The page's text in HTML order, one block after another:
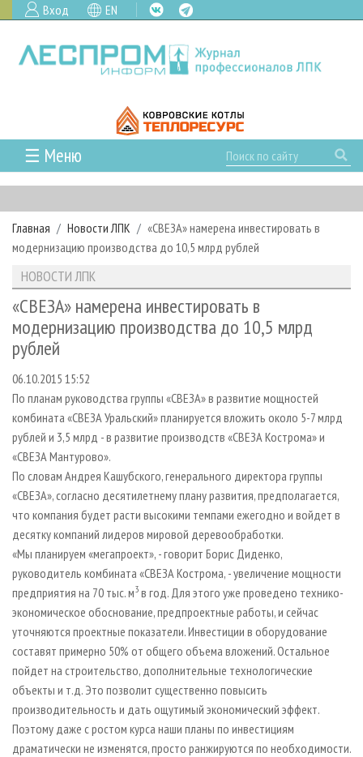
Вход EN
☰ Меню
ГЛАВНАЯ
РУБРИКИ И ТЕМЫ
РУБРИКИ ЖУРНАЛА
ЛЕСОЗАГОТОВКА
ЛЕСОПИЛЕНИЕ
ДЕРЕВООБРАБОТКА
СУШКА ДРЕВЕСИНЫ
ПРОИЗВОДСТВО ДРЕВЕСНЫХ ПЛИТ
ДЕРЕВЯННОЕ ДОМОСТРОЕНИЕ
ПРОИЗВОДСТВО МЕБЕЛИ
БИОЭНЕРГЕТИКА
ЦБП
ИНСТРУМЕНТ И МАТЕРИАЛЫ
НОВОСТИ
НОВОСТИ ЛПК
НОВОСТИ ЖУРНАЛА
НОВОСТИ КОМПАНИЙ
ПРОЕКТЫ ЛПИ
АНАЛИТИКА
ПРЕДПРИЯТИЯ ЛПК
ЛЕСНЫЕ РЕГИОНЫ РОССИИ
ПЕРСОНЫ
МОБИЛЬНЫЕ ВЫСТАВКИ
ОФИЦИАЛЬНЫЕ ДЕЛЕГАЦИИ
ПРИОРИТЕТНЫЕ ИНВЕСТПРОЕКТЫ
RUSSIAN FORESTRY REVIEW
ГАЗЕТА ЛЕСПРОМФОРУМ
БИБЛИОТЕКА СПЕЦИАЛИСТА
АРХИВ
АРХИВ ЖУРНАЛОВ
СТАТЬИ
О ЖУРНАЛЕ
ПОДПИСКА
КОНТАКТЫ
РЕКЛАМОДАТЕЛЯМ
РЕКЛАМА
РЕКЛАМА НА САЙТЕ
Главная Новости ЛПК
«СВЕЗА» намерена инвестировать в
модернизацию производства до 10,5 млрд рублей
НОВОСТИ ЛПК
«СВЕЗА» намерена инвестировать в
модернизацию производства до 10,5 млрд
рублей
06.10.2015 15:52
По планам руководства группы «СВЕЗА» в развитие мощностей
комбината «СВЕЗА Уральский» планируется вложить около 5-7 млрд
рублей и 3,5 млрд - в развитие производств «СВЕЗА Кострома» и
«СВЕЗА Мантурово».
По словам Андрея Кашубского, генерального директора группы
«СВЕЗА», согласно десятилетнему плану развития, предполагается,
что компания будет расти высокими темпами ежегодно и войдет в
десятку компаний лидеров мировой деревообработки.
«Мы планируем «мегапроект», - говорит Борис Диденко,
руководитель комбината «СВЕЗА Кострома, - увеличение мощности
предприятия на 70 тыс. м3 в год. Для этого уже проведено технико-
экономическое обоснование, предпроектные работы, и сейчас
уточняются проектные показатели. Инвестиции в оборудование
составят примерно 50% от общего объема вложений. Остальное
пойдет на строительство, дополнительные технологические
объекты и т.д. Это позволит существенно повысить
производительность и дать ощутимый экономический эффект.
Поэтому даже с ростом курса наши планы по инвестициям
драматически не изменятся, просто ранжируются по необходимости.